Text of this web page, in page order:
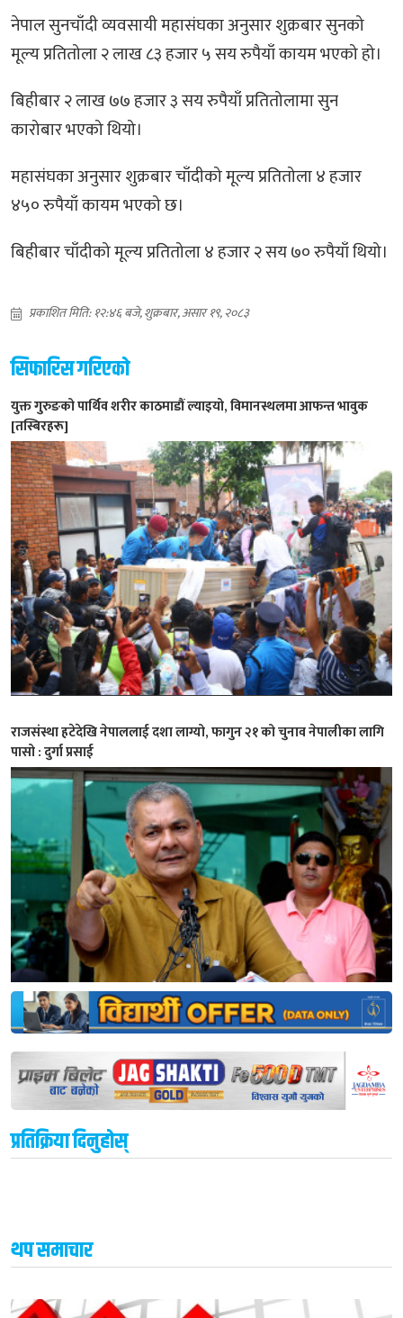
नेपाल सुनचाँदी व्यवसायी महासंघका अनुसार शुक्रबार सुनको
मूल्य प्रतितोला २ लाख ८३ हजार ५ सय रुपैयाँ कायम भएको हो।
बिहीबार २ लाख ७७ हजार ३ सय रुपैयाँ प्रतितोलामा सुन
कारोबार भएको थियो।
महासंघका अनुसार शुक्रबार चाँदीको मूल्य प्रतितोला ४ हजार
४५० रुपैयाँ कायम भएको छ।
बिहीबार चाँदीको मूल्य प्रतितोला ४ हजार २ सय ७० रुपैयाँ थियो।
प्रकाशित मिति: १२:४६ बजे, शुक्रबार, असार १९, २०८३
सिफारिस गरिएको
युक्त गुरुङको पार्थिव शरीर काठमाडौं ल्याइयो, विमानस्थलमा आफन्त भावुक
[तस्बिरहरू]
राजसंस्था हटेदेखि नेपाललाई दशा लाग्यो, फागुन २१ को चुनाव नेपालीका लागि
पासो : दुर्गा प्रसाई
प्रतिक्रिया दिनुहोस्
थप समाचार